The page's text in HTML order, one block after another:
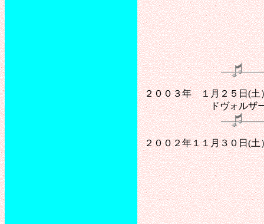
グリーン
ロンド
花～荒城の月
上を向いて歩こ
赤とんぼ、ふ
２００３年 １月２５日(
ドヴォルザーク 弦
２００２年１１月３０日(
クリスマスコ
美しき蒼きドナ
ローレ
グリーン
ロンド
ジングル・ベル